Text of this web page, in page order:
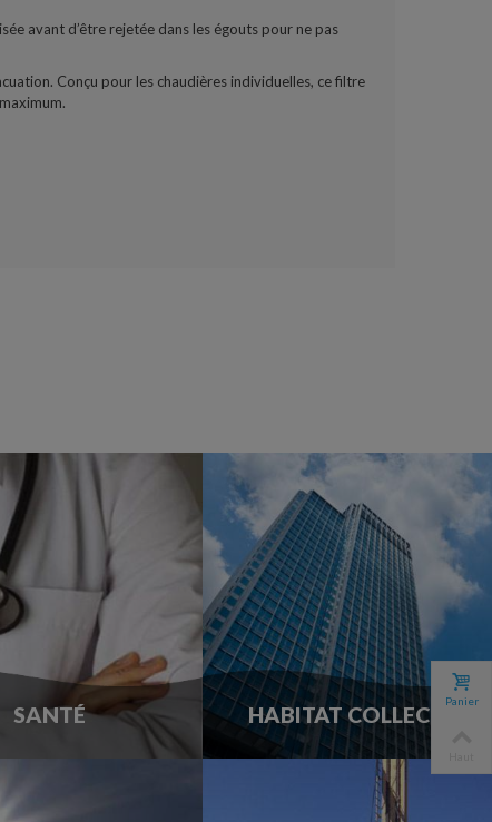
avant d’être rejetée dans les égouts pour ne pas
Conçu pour les chaudières individuelles, ce filtre
SANTÉ HABITAT COLLECTIF
Panier